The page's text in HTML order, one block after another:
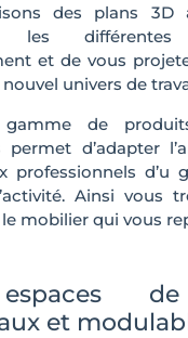
des plans 3D
les différentes
et de vous
univers de
de
permet d’adapter
professionnels d’u
Ainsi vous
mobilier qui vous
et